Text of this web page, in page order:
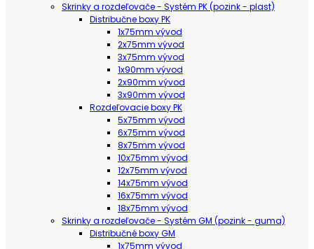
Skrinky a rozdeľovače - Systém PK (pozink - plast)
Distribučne boxy PK
1x75mm vývod
2x75mm vývod
3x75mm vývod
1x90mm vývod
2x90mm vývod
3x90mm vývod
Rozdeľovacie boxy PK
5x75mm vývod
6x75mm vývod
8x75mm vývod
10x75mm vývod
12x75mm vývod
14x75mm vývod
16x75mm vývod
18x75mm vývod
Skrinky a rozdeľovače - Systém GM (pozink - guma)
Distribučné boxy GM
1x75mm vývod